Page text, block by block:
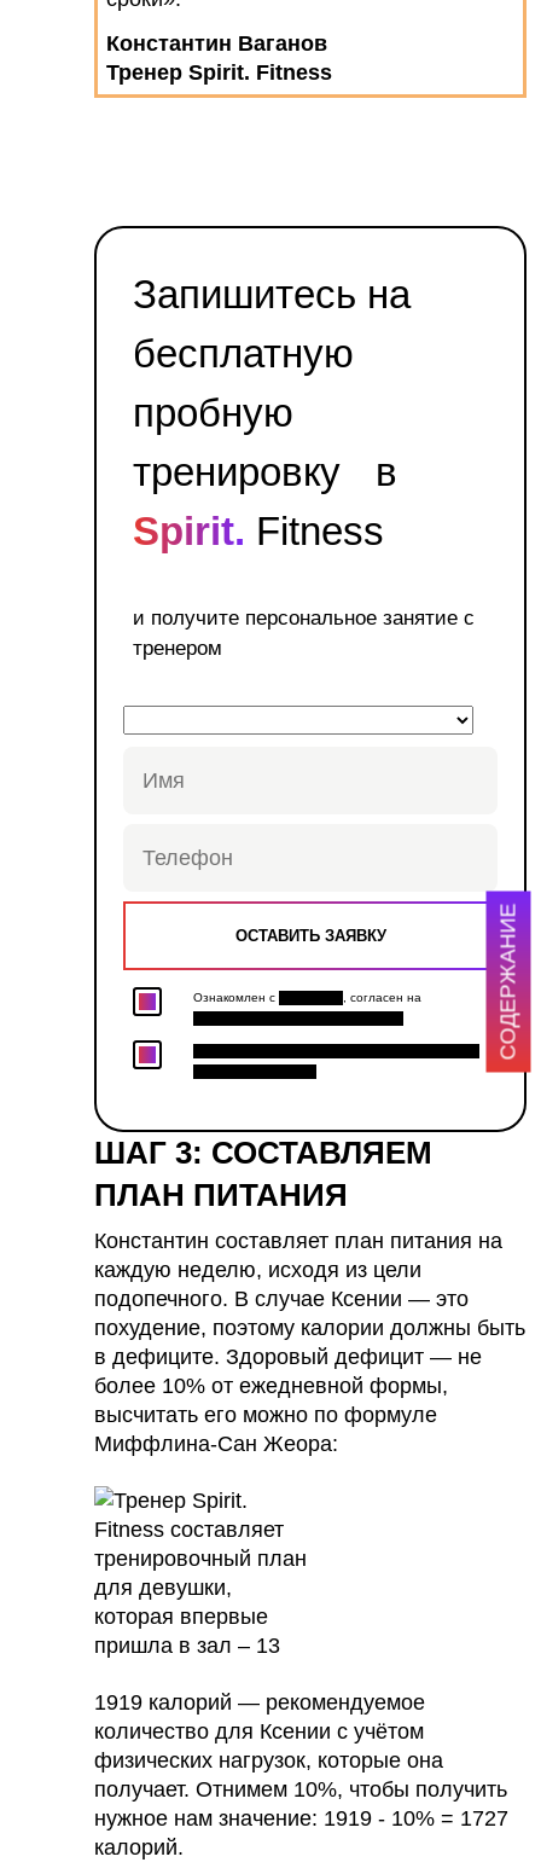
СОДЕРЖАНИЕ
Константин Ваганов
Тренер Spirit. Fitness
Запишитесь на
бесплатную
пробную
тренировку в
Spirit. Fitness
и получите персональное занятие с
тренером
Ознакомлен с
, согласен на
ШАГ 3: СОСТАВЛЯЕМ
ПЛАН ПИТАНИЯ
Константин составляет план питания на
каждую неделю, исходя из цели
подопечного. В случае Ксении — это
похудение, поэтому калории должны быть
в дефиците. Здоровый дефицит — не
более 10% от ежедневной формы,
высчитать его можно по формуле
Миффлина-Сан Жеора:
1919 калорий — рекомендуемое
количество для Ксении с учётом
физических нагрузок, которые она
получает. Отнимем 10%, чтобы получить
нужное нам значение: 1919 - 10% = 1727
калорий.